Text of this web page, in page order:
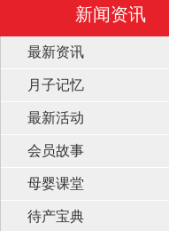
新闻资讯
最新资讯
月子记忆
最新活动
会员故事
母婴课堂
待产宝典